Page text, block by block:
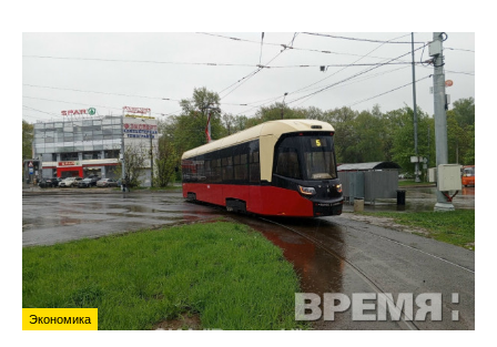
Экономика